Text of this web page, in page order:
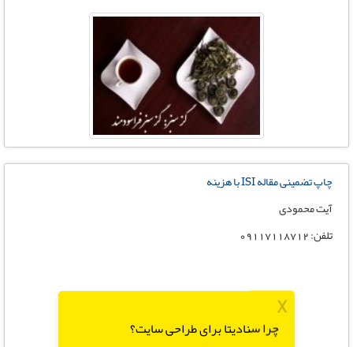
چاپ تضمینی مقاله ISI با هزینه
آیت محمودی
تلفن: 09117118712
X
چرا سنادیتا برای طراحی سایت؟